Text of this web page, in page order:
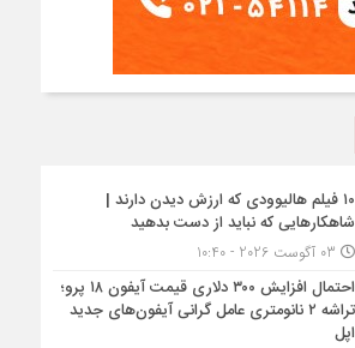
۱۰ فیلم هالیوودی که ارزش دیدن دارند |
شاهکارهایی که نباید از دست بدهید
احتمال افزایش ۳۰۰ دلاری قیمت آیفون ۱۸ پرو؛
تراشه ۲ نانومتری عامل گرانی آیفون‌های جدید
اپل